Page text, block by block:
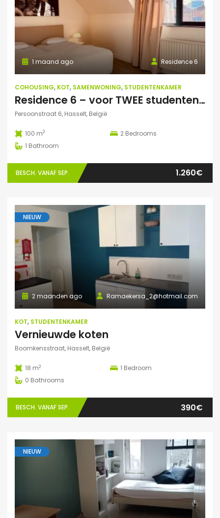
Residence 6
1 maand ago
COHOUSING, KOT, SAMENWONING, STUDENTENKAMER
Residence 6 – voor TWEE studenten: Exclusieve studentenduplex
Persoonstraat 6, Hasselt, België
100 m2 2 Bedrooms
1 Bathroom
BESCH. VANAF SEP. 1.260€
NIEUW
Ramaekersa_2@hotmail.com
2 maanden ago
KOT, STUDENTENKAMER
Vernieuwde koten
Boomkensstraat, Hasselt, België
18 m2 1 Bedroom
0 Bathrooms
BESCH. VANAF SEP. 390€
NIEUW